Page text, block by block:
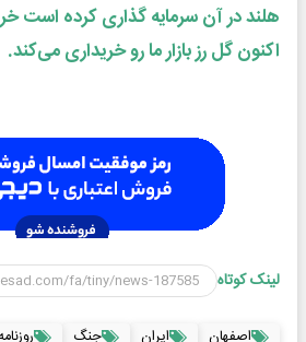
هلند در آن سرمایه گذاری کرده است
اکنون گل رز بازار ما رو خریداری می‌کند.
لینک کوتاه
اصفهان ایران جنگ